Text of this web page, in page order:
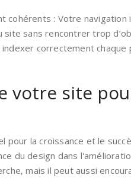
cohérents : Votre
sans rencontrer trop
indexer correctement
votre site
pour la croissance et le
du design dans
mais il peut aussi